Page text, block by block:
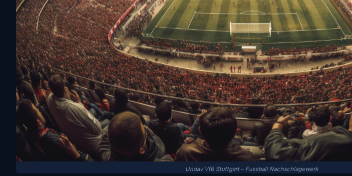
Undav VfB Stuttgart – Fussball Nachschlagewerk